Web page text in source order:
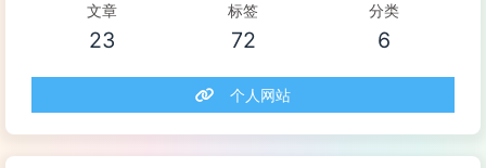
文章
23
标签
72
分类
6
个人网站